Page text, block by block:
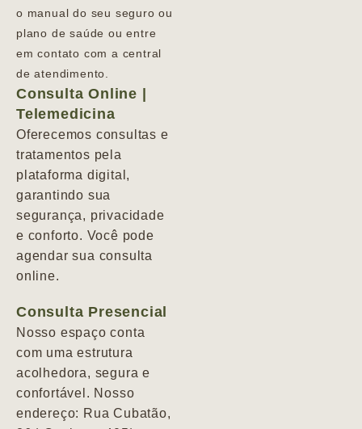
o manual do seu seguro ou
plano de saúde ou entre
em contato com a central
de atendimento.
Consulta Online |
Telemedicina
Oferecemos consultas e
tratamentos pela
plataforma digital,
garantindo sua
segurança, privacidade
e conforto. Você pode
agendar sua consulta
online.
Consulta Presencial
Nosso espaço conta
com uma estrutura
acolhedora, segura e
confortável. Nosso
endereço: Rua Cubatão,